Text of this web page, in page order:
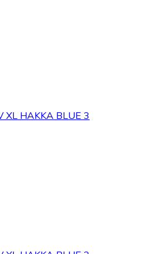
HAKKA BLUE 3